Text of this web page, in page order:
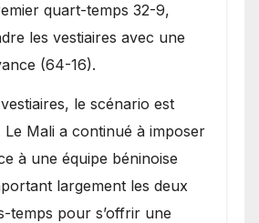
quart-temps 32-9,
les vestiaires avec une
(64-16).
le scénario est
Le Mali a continué à imposer
à une équipe béninoise
largement les deux
temps pour s’offrir une